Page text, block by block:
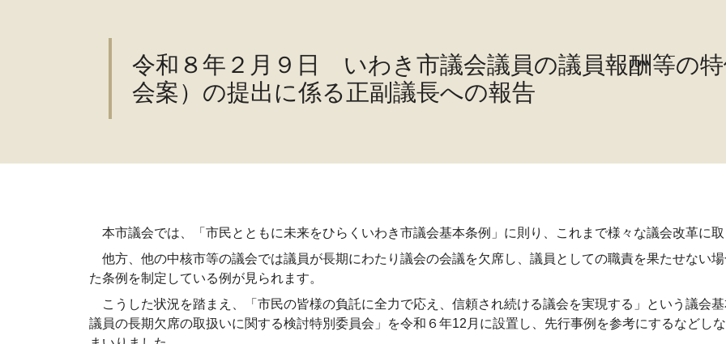
令和８年２月９日 いわき市議会議員の議員報酬等の
会案）の提出に係る正副議長への報告
本市議会では、「市民とともに未来をひらくいわき市議会基本条例」に則り、これまで様々な議会改革に
他方、他の中核市等の議会では議員が長期にわたり議会の会議を欠席し、議員としての職責を果たせない
た条例を制定している例が見られます。
こうした状況を踏まえ、「市民の皆様の負託に全力で応え、信頼され続ける議会を実現する」という議会
議員の長期欠席の取扱いに関する検討特別委員会」を令和６年12 月に設置し、先行事例を参考にするなどし